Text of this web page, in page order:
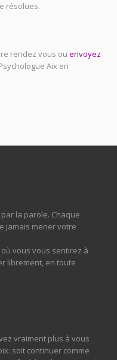
résolues.
rendez vous ou envoyez
Aix en
la parole. Chaque
jamais mener votre
vous vous sentirez à
librement, en toute
vraiment plus à vous
soit continuer comme